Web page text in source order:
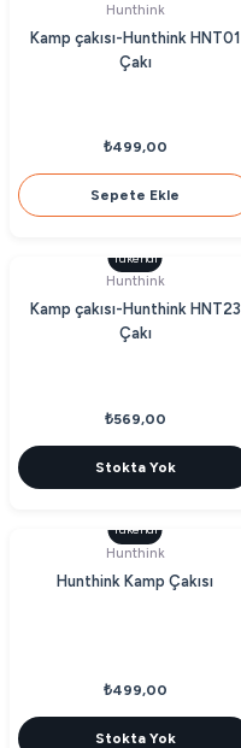
Hunthink
Kamp çakısı-Hunthink HNT01
Çakı
₺499,00
Sepete Ekle
Tükendi
Hunthink
Kamp çakısı-Hunthink HNT23
Çakı
₺569,00
Stokta Yok
Tükendi
Hunthink
Hunthink Kamp Çakısı
₺499,00
Stokta Yok